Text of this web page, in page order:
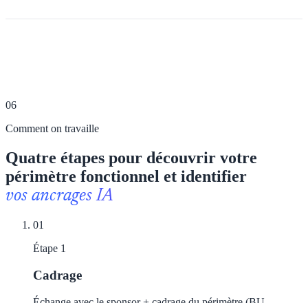
06
Comment on travaille
Quatre étapes pour découvrir votre
périmètre fonctionnel et identifier
vos ancrages IA
01
Étape 1
Cadrage